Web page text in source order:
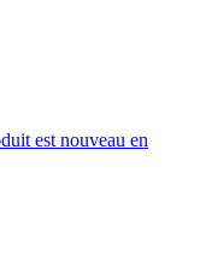
est nouveau en